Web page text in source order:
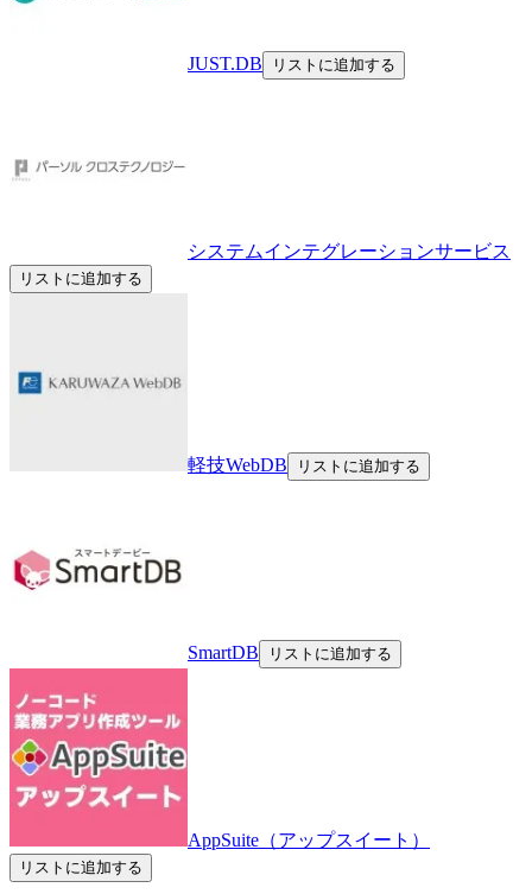
JUST.DB リストに追加する
システムインテグレーションサービス
リストに追加する
軽技WebDB リストに追加する
SmartDB リストに追加する
AppSuite（アップスイート）
リストに追加する